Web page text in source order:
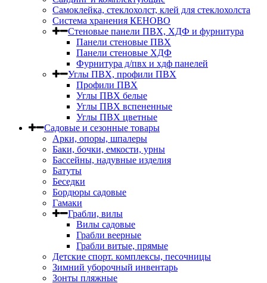
Самоклейка, стеклохолст, клей для стеклохолста
Система хранения КЕНОВО
Стеновые панели ПВХ, ХДФ и фурнитура
Панели стеновые ПВХ
Панели стеновые ХДФ
Фурнитура д/пвх и хдф панелей
Углы ПВХ, профили ПВХ
Профили ПВХ
Углы ПВХ белые
Углы ПВХ вспененные
Углы ПВХ цветные
Садовые и сезонные товары
Арки, опоры, шпалеры
Баки, бочки, емкости, урны
Бассейны, надувные изделия
Батуты
Беседки
Бордюры садовые
Гамаки
Грабли, вилы
Вилы садовые
Грабли веерные
Грабли витые, прямые
Детские спорт. комплексы, песочницы
Зимний уборочный инвентарь
Зонты пляжные